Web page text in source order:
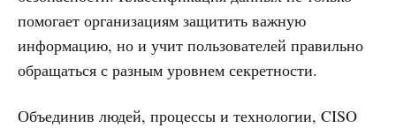
помогает организациям защитить важную
информацию, но и учит пользователей правильно
обращаться с разным уровнем секретности.
Объединив людей, процессы и технологии, CISO